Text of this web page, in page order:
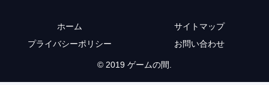
ホーム
サイトマップ
プライバシーポリシー
お問い合わせ
© 2019 ゲームの間.